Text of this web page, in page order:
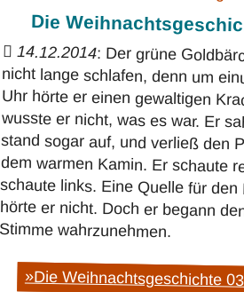
Die
14.12.2014: Der grüne
nicht lange schlafen, denn um
Uhr hörte er einen
wusste er nicht, was es war.
stand sogar auf, und
dem warmen Kamin. Er
schaute links. Eine Quelle
hörte er nicht. Doch er
Stimme wahrzunehmen.
»Die Weihnachtsgeschichte